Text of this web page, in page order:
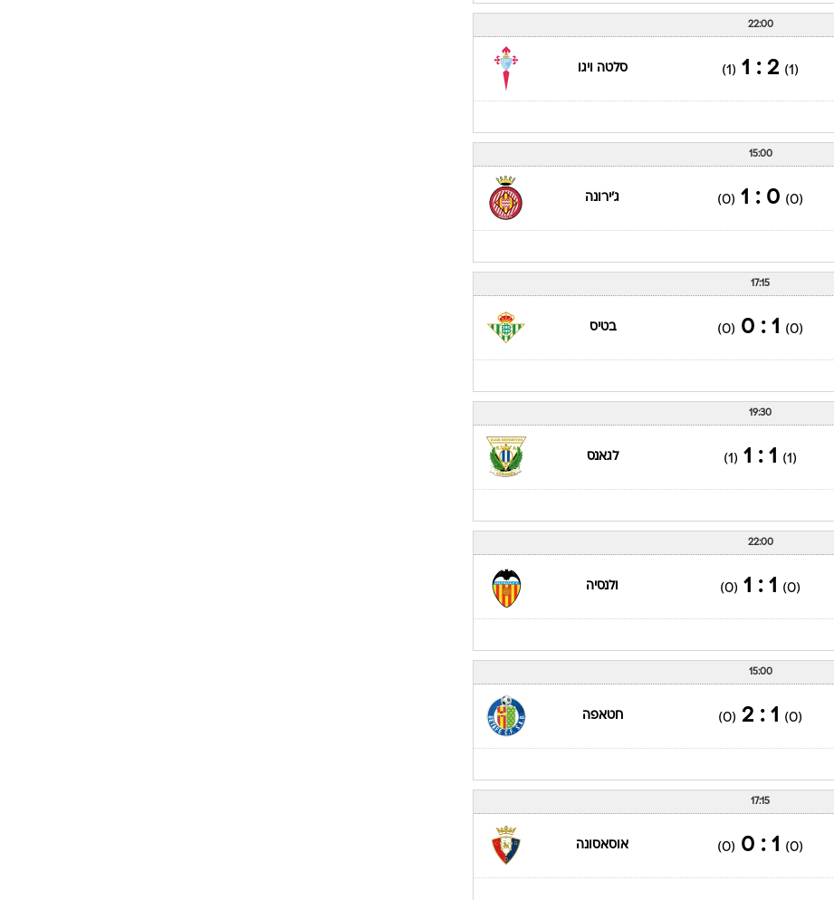
22:00
(1)
2 : 1
(1) סלטה ויגו
15:00
(0)
0 : 1
(0) ג'ירונה
17:15
(0)
1 : 0
(0) בטיס
19:30
(1)
1 : 1
(1) לגאנס
22:00
(0)
1 : 1
(0) ולנסיה
15:00
(0)
1 : 2
(0) חטאפה
17:15
(0)
1 : 0
(0) אוסאסונה